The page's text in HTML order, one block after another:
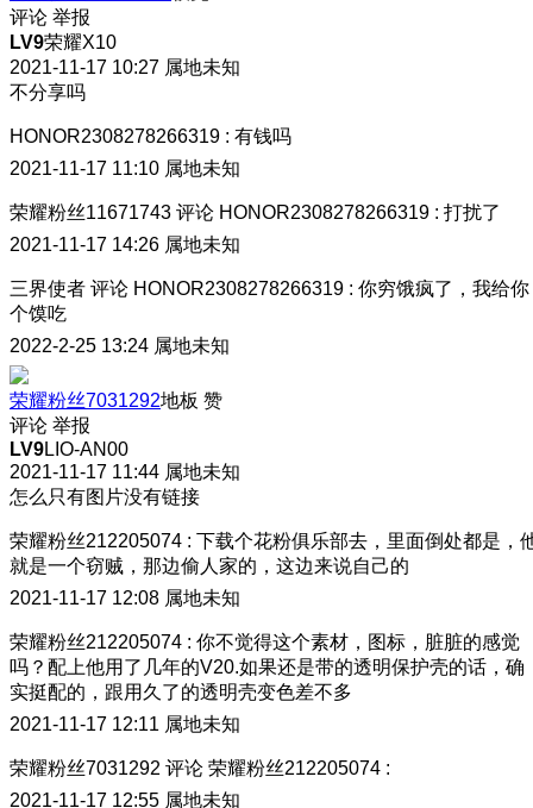
评论 举报
LV9荣耀X10
2021-11-17 10:27 属地未知
不分享吗
HONOR2308278266319 : 有钱吗
2021-11-17 11:10 属地未知
荣耀粉丝11671743 评论 HONOR2308278266319 : 打扰了
2021-11-17 14:26 属地未知
三界使者 评论 HONOR2308278266319 : 你穷饿疯了，我给你
个馍吃
2022-2-25 13:24 属地未知
荣耀粉丝7031292地板 赞
评论 举报
LV9LIO-AN00
2021-11-17 11:44 属地未知
怎么只有图片没有链接
荣耀粉丝212205074 : 下载个花粉俱乐部去，里面倒处都是，
就是一个窃贼，那边偷人家的，这边来说自己的
2021-11-17 12:08 属地未知
荣耀粉丝212205074 : 你不觉得这个素材，图标，脏脏的感觉
吗？配上他用了几年的V20.如果还是带的透明保护壳的话，确
实挺配的 ，跟用久了的透明壳变色差不多
2021-11-17 12:11 属地未知
荣耀粉丝7031292 评论 荣耀粉丝212205074 :
2021-11-17 12:55 属地未知